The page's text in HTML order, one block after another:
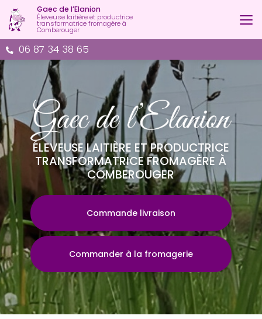
Aller
au
contenu
principal
06 87 34 38 65
Gaec de l’Elanion
Éleveuse laitière et productrice
transformatrice fromagère à
Comberouger
ÉLEVEUSE LAITIÈRE ET PRODUCTRICE
TRANSFORMATRICE FROMAGÈRE À
COMBEROUGER
Commande livraison
Commander à la fromagerie